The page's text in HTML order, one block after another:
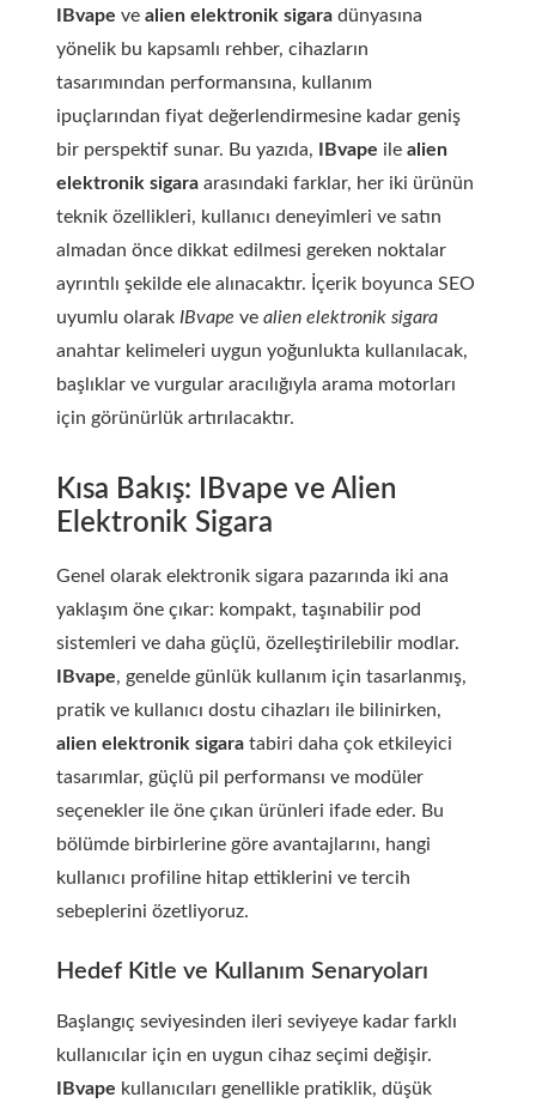
IBvape ve alien elektronik sigara dünyasına
yönelik bu kapsamlı rehber, cihazların
tasarımından performansına, kullanım
ipuçlarından fiyat değerlendirmesine kadar geniş
bir perspektif sunar. Bu yazıda,
IBvape ile alien
elektronik sigara arasındaki farklar, her iki ürünün
teknik özellikleri, kullanıcı deneyimleri ve satın
almadan önce dikkat edilmesi gereken noktalar
ayrıntılı şekilde ele alınacaktır. İçerik boyunca SEO
uyumlu olarak IBvape ve alien elektronik sigara
anahtar kelimeleri uygun yoğunlukta kullanılacak,
başlıklar ve vurgular aracılığıyla arama motorları
için görünürlük artırılacaktır.
Kısa Bakış: IBvape ve Alien
Elektronik Sigara
Genel olarak elektronik sigara pazarında iki ana
yaklaşım öne çıkar: kompakt, taşınabilir pod
sistemleri ve daha güçlü, özelleştirilebilir modlar.
IBvape, genelde günlük kullanım için tasarlanmış,
pratik ve kullanıcı dostu cihazları ile bilinirken,
alien elektronik sigara tabiri daha çok etkileyici
tasarımlar, güçlü pil performansı ve modüler
seçenekler ile öne çıkan ürünleri ifade eder. Bu
bölümde birbirlerine göre avantajlarını, hangi
kullanıcı profiline hitap ettiklerini ve tercih
sebeplerini özetliyoruz.
Hedef Kitle ve Kullanım Senaryoları
Başlangıç seviyesinden ileri seviyeye kadar farklı
kullanıcılar için en uygun cihaz seçimi değişir.
IBvape kullanıcıları genellikle pratiklik, düşük